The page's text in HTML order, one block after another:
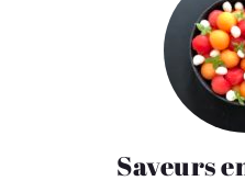
Saveurs